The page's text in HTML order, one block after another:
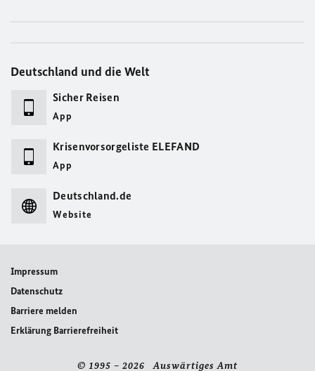
Deutschland und die Welt
Sicher Reisen
App
Krisenvorsorgeliste ELEFAND
App
Deutschland.de
Website
Impressum
Datenschutz
Barriere melden
Erklärung Barrierefreiheit
© 1995 – 2026 Auswärtiges Amt